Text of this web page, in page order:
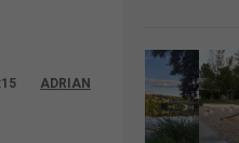
ADRIAN